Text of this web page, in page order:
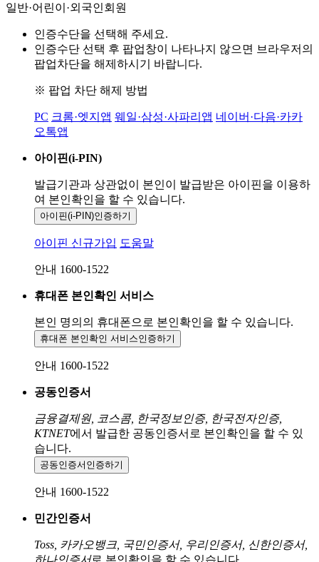
일반·어린이·외국인회원
인증수단을 선택해 주세요.
인증수단 선택 후 팝업창이 나타나지 않으면 브라우저의
팝업차단을 해제하시기 바랍니다.
※ 팝업 차단 해제 방법
PC 크롬·엣지앱 웨일·삼성·사파리앱 네이버·다음·카카
오톡앱
아이핀(i-PIN)
발급기관과 상관없이 본인이 발급받은 아이핀을 이용하
여 본인확인을 할 수 있습니다.
아이핀(i-PIN)인증하기
아이핀 신규가입 도움말
안내 1600-1522
휴대폰 본인확인 서비스
본인 명의의 휴대폰으로 본인확인을 할 수 있습니다.
휴대폰 본인확인 서비스인증하기
안내 1600-1522
공동인증서
금융결제원, 코스콤, 한국정보인증, 한국전자인증,
KTNET에서 발급한 공동인증서로 본인확인을 할 수 있
습니다.
공동인증서 인증하기
안내 1600-1522
민간인증서
Toss, 카카오뱅크, 국민인증서, 우리인증서, 신한인증서,